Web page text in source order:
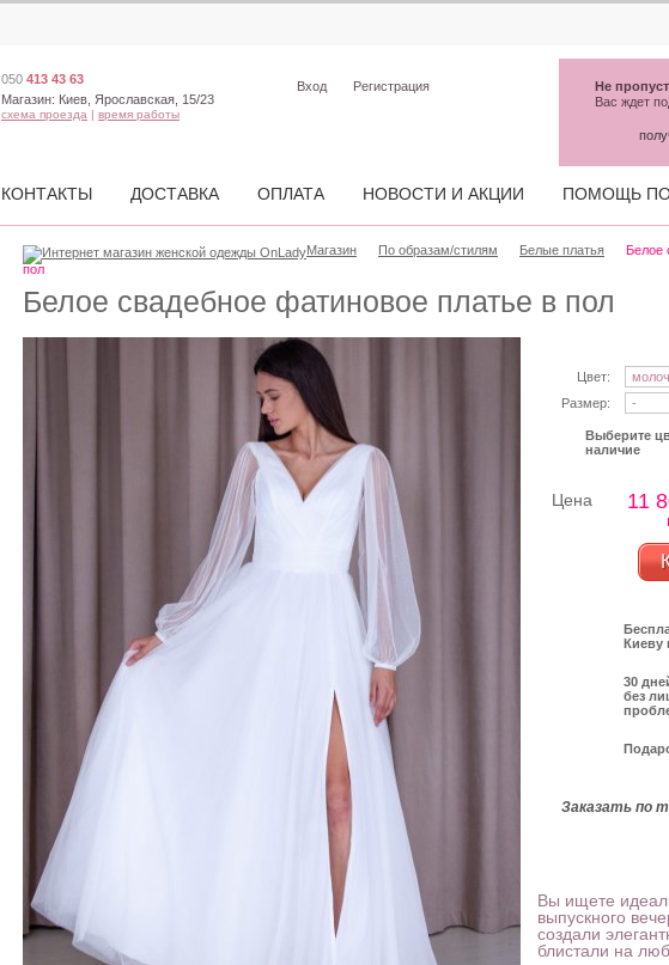
Белое свадебное фатиновое платье в пол
Цвет:
Размер:
Выберите
наличие
Цена 11
Киеву
30
без
Заказать по
Вы ищете
выпускного
создали
блистали на
Магазин По образам/стилям Белые платья
Белое
пол
050 413 43 63
Магазин: Киев, Ярославская, 15/23
схема проезда | время работы
Вход Регистрация
КОНТАКТЫ ДОСТАВКА ОПЛАТА НОВОСТИ И АКЦИИ ПОМОЩЬ
Не
Вас ждет